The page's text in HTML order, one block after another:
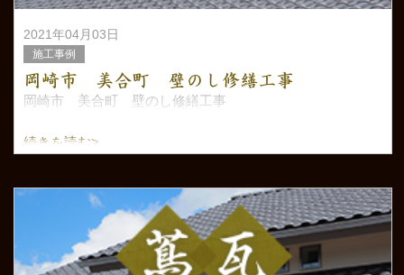
2021年04月03日
施工事例
岡崎市 美合町 壁のし修繕工事
岡崎市 美合町 壁のし修繕工事
続きを読む>